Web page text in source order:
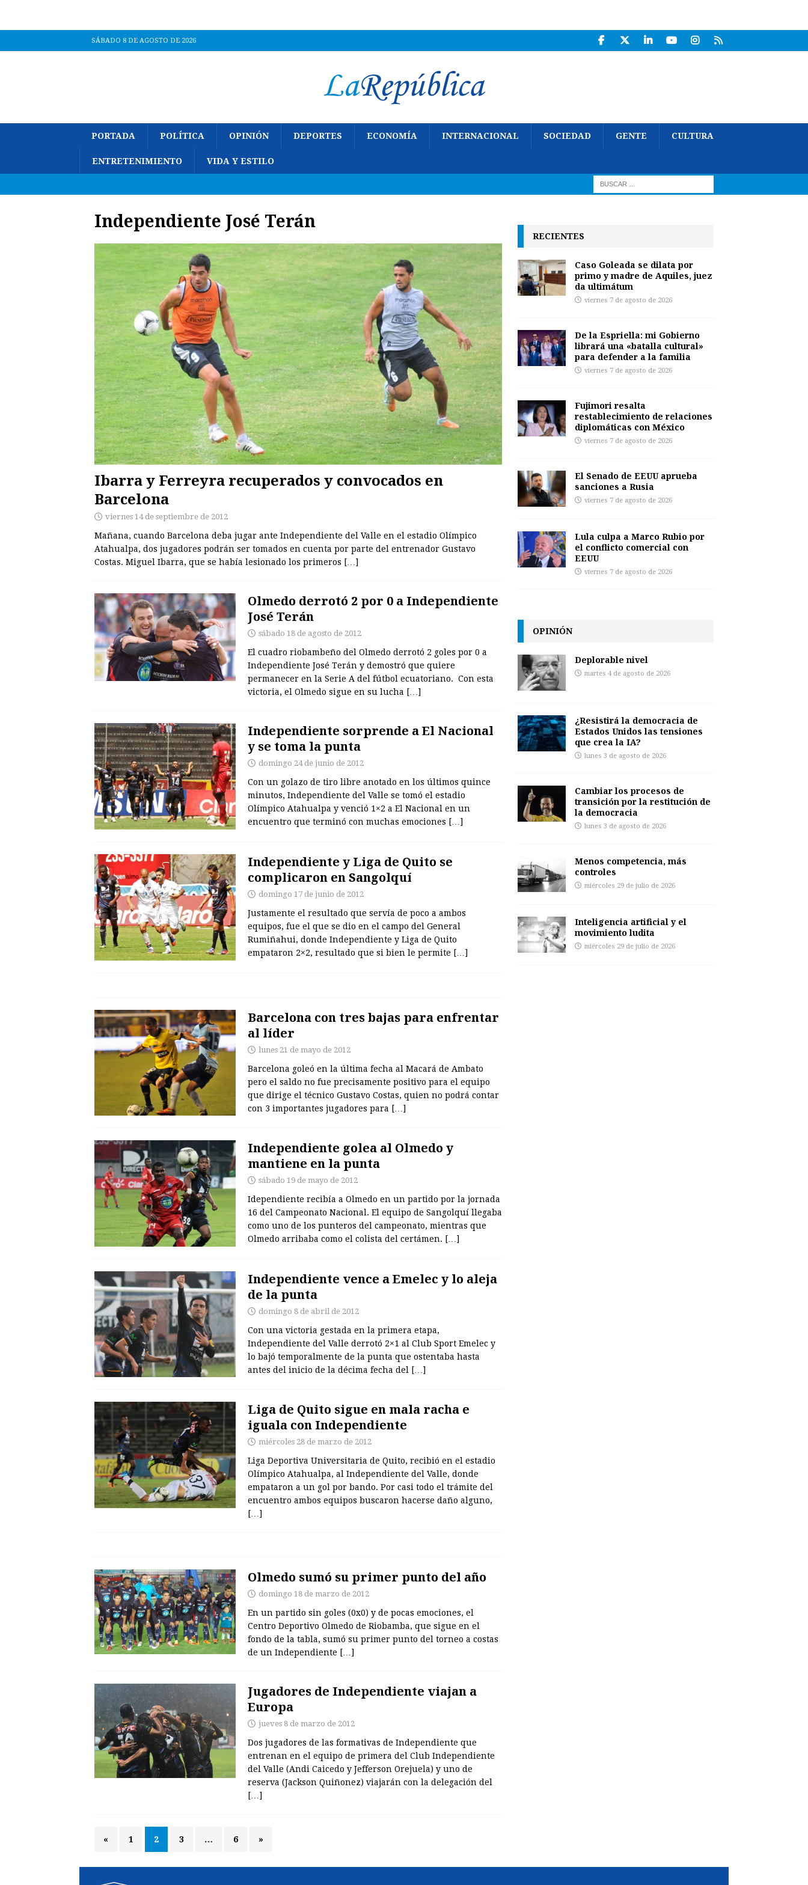
SÁBADO 8 DE AGOSTO DE 2026
PORTADA POLÍTICA OPINIÓN DEPORTES ECONOMÍA INTERNACIONAL SOCIEDAD GENTE CULTURA
ENTRETENIMIENTO VIDA Y ESTILO
Independiente José Terán
Ibarra y Ferreyra recuperados y convocados en
Barcelona
viernes 14 de septiembre de 2012
Mañana, cuando Barcelona deba jugar ante Independiente del Valle en el estadio Olímpico
Atahualpa, dos jugadores podrán ser tomados en cuenta por parte del entrenador Gustavo
Costas. Miguel Ibarra, que se había lesionado los primeros […]
Olmedo derrotó 2 por 0 a Independiente
José Terán
sábado 18 de agosto de 2012
El cuadro riobambeño del Olmedo derrotó 2 goles por 0 a
Independiente José Terán y demostró que quiere
permanecer en la Serie A del fútbol ecuatoriano. Con esta
victoria, el Olmedo sigue en su lucha […]
Independiente sorprende a El Nacional
y se toma la punta
domingo 24 de junio de 2012
Con un golazo de tiro libre anotado en los últimos quince
minutos, Independiente del Valle se tomó el estadio
Olímpico Atahualpa y venció 1×2 a El Nacional en un
encuentro que terminó con muchas emociones […]
Independiente y Liga de Quito se
complicaron en Sangolquí
domingo 17 de junio de 2012
Justamente el resultado que servía de poco a ambos
equipos, fue el que se dio en el campo del General
Rumiñahui, donde Independiente y Liga de Quito
empataron 2×2, resultado que si bien le permite […]
Barcelona con tres bajas para enfrentar
al líder
lunes 21 de mayo de 2012
Barcelona goleó en la última fecha al Macará de Ambato
pero el saldo no fue precisamente positivo para el equipo
que dirige el técnico Gustavo Costas, quien no podrá contar
con 3 importantes jugadores para […]
Independiente golea al Olmedo y
mantiene en la punta
sábado 19 de mayo de 2012
Idependiente recibía a Olmedo en un partido por la jornada
16 del Campeonato Nacional. El equipo de Sangolquí llegaba
como uno de los punteros del campeonato, mientras que
Olmedo arribaba como el colista del certámen. […]
Independiente vence a Emelec y lo aleja
de la punta
domingo 8 de abril de 2012
Con una victoria gestada en la primera etapa,
Independiente del Valle derrotó 2×1 al Club Sport Emelec y
lo bajó temporalmente de la punta que ostentaba hasta
antes del inicio de la décima fecha del
[…]
Liga de Quito sigue en mala racha e
iguala con Independiente
miércoles 28 de marzo de 2012
Liga Deportiva Universitaria de Quito, recibió en el estadio
Olímpico Atahualpa, al Independiente del Valle, donde
empataron a un gol por bando. Por casi todo el trámite del
encuentro ambos equipos buscaron hacerse daño alguno,
[…]
Olmedo sumó su primer punto del año
domingo 18 de marzo de 2012
En un partido sin goles (0x0) y de pocas emociones, el
Centro Deportivo Olmedo de Riobamba, que sigue en el
fondo de la tabla, sumó su primer punto del torneo a costas
de un Independiente […]
Jugadores de Independiente viajan a
Europa
jueves 8 de marzo de 2012
Dos jugadores de las formativas de Independiente que
entrenan en el equipo de primera del Club Independiente
del Valle (Andi Caicedo y Jefferson Orejuela) y uno de
reserva (Jackson Quiñonez) viajarán con la delegación del
[…]
« 1 2 3 … 6 »
RECIENTES
Caso Goleada se dilata por
primo y madre de Aquiles, juez
da ultimátum
viernes 7 de agosto de 2026
De la Espriella: mi Gobierno
librará una «batalla cultural»
para defender a la familia
viernes 7 de agosto de 2026
Fujimori resalta
restablecimiento de relaciones
diplomáticas con México
viernes 7 de agosto de 2026
El Senado de EEUU aprueba
sanciones a Rusia
viernes 7 de agosto de 2026
Lula culpa a Marco Rubio por
el conflicto comercial con
EEUU
viernes 7 de agosto de 2026
OPINIÓN
Deplorable nivel
martes 4 de agosto de 2026
¿Resistirá la democracia de
Estados Unidos las tensiones
que crea la IA?
lunes 3 de agosto de 2026
Cambiar los procesos de
transición por la restitución de
la democracia
lunes 3 de agosto de 2026
Menos competencia, más
controles
miércoles 29 de julio de 2026
Inteligencia artificial y el
movimiento ludita
miércoles 29 de julio de 2026